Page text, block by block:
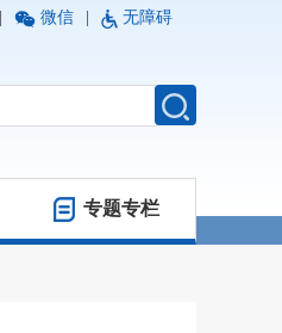
微信 无障碍
专题专栏